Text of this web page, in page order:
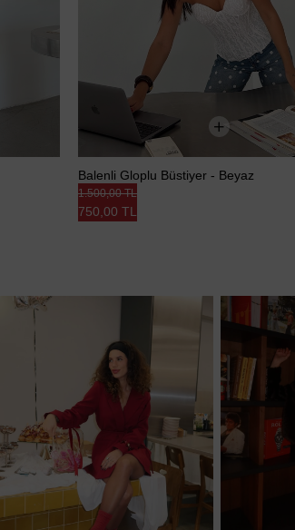
Balenli Gloplu Büstiyer - Beyaz
750,00 TL
1.500,00 TL